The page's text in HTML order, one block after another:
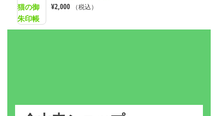
¥2,000 （税込）